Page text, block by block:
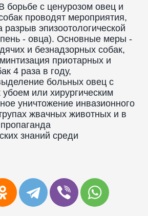
борьбе с ценурозом овец и
проводят мероприятия,
эпизоотологической
- овца). Основные меры -
и безнадзорных собак,
приотарных и
4 раза в году,
больных овец с
или хирургическим
уничтожение инвазионного
жвачных животных и в
знаний среди